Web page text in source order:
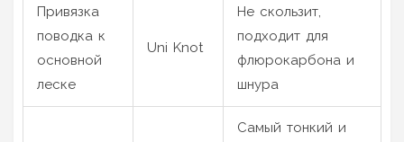
Привязка
поводка к
основной
леске
Uni Knot
Не скользит,
подходит для
флюрокарбона и
шнура
Самый тонкий и